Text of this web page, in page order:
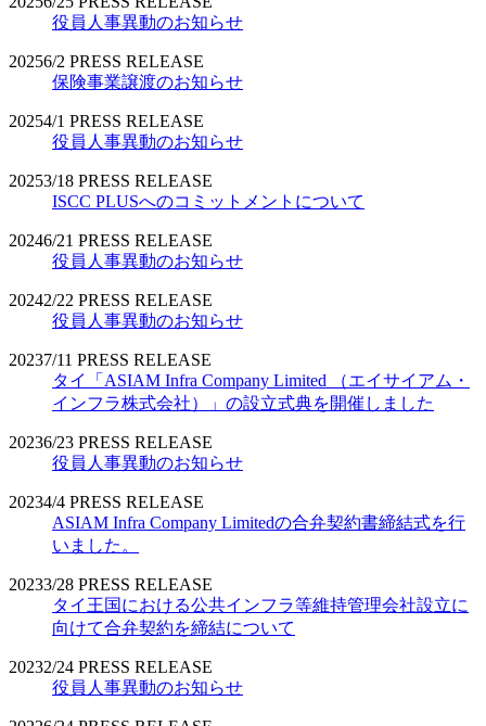
役員人事異動のお知らせ
20256/2 PRESS RELEASE
保険事業譲渡のお知らせ
20254/1 PRESS RELEASE
役員人事異動のお知らせ
20253/18 PRESS RELEASE
ISCC PLUSへのコミットメントについて
20246/21 PRESS RELEASE
役員人事異動のお知らせ
20242/22 PRESS RELEASE
役員人事異動のお知らせ
20237/11 PRESS RELEASE
タイ「ASIAM Infra Company Limited （エイサイアム・
インフラ株式会社）」の設立式典を開催しました
20236/23 PRESS RELEASE
役員人事異動のお知らせ
20234/4 PRESS RELEASE
ASIAM Infra Company Limitedの合弁契約書締結式を行
いました。
20233/28 PRESS RELEASE
タイ王国における公共インフラ等維持管理会社設立に
向けて合弁契約を締結について
20232/24 PRESS RELEASE
役員人事異動のお知らせ